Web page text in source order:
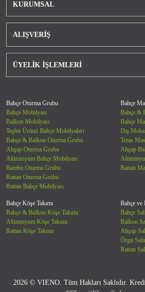
KURUMSAL
ALIŞVERİŞ
ÜYELİK İŞLEMLERİ
Bahçe Oturma Grubu
Bahçe Mobilyası
Balkon Mobilyası
Teşhir Ürünü Bahçe Mobilyaları
Bahçe & Balkon Oturma Grubu
Ahşap Oturma Grubu
Alüminyum Bahçe Mobilyası
Bambu Oturma Grubu
Rattan Oturma Grubu
Rattan Bahçe Mobilyası
Bahçe
Bahçe &
Bahçe
Dış
Teras
Ahşap
Rattan
Bahçe Köşe Takımı
Bahçe & Balkon Köşe Takımı
Alüminyum Köşe Takımı
Rattan Köşe Takımı
Bahçe ve
Bahçe
Balkon
Ahşap
Örgü
Rattan
2026 © VIENO. Tüm Hakları Saklıdır.